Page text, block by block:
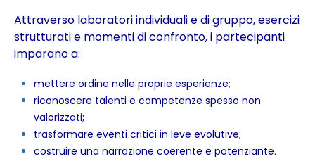
Attraverso laboratori individuali e di gruppo, esercizi
strutturati e momenti di confronto, i partecipanti
imparano a:
mettere ordine nelle proprie esperienze;
riconoscere talenti e competenze spesso non
valorizzati;
trasformare eventi critici in leve evolutive;
costruire una narrazione coerente e potenziante.